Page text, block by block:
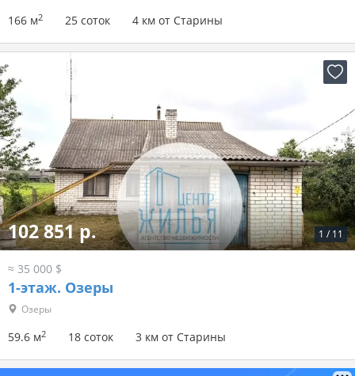
166 м2 25 соток 4 км от Старины
1 / 11
102 851 р.
≈ 35 000 $
1-этаж. Озеры
Озеры
59.6 м2 18 соток 3 км от Старины